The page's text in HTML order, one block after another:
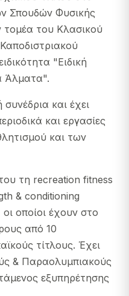
Σπουδών Φυσικής
του Κλασικού
"Ειδική
Άλματα".
και έχει
και εργασίες
και των
τη recreation fitness
& conditioning
οποίοι έχουν στο
από 10
τίτλους. Έχει
& Παραολυμπιακούς
εξυπηρέτησης